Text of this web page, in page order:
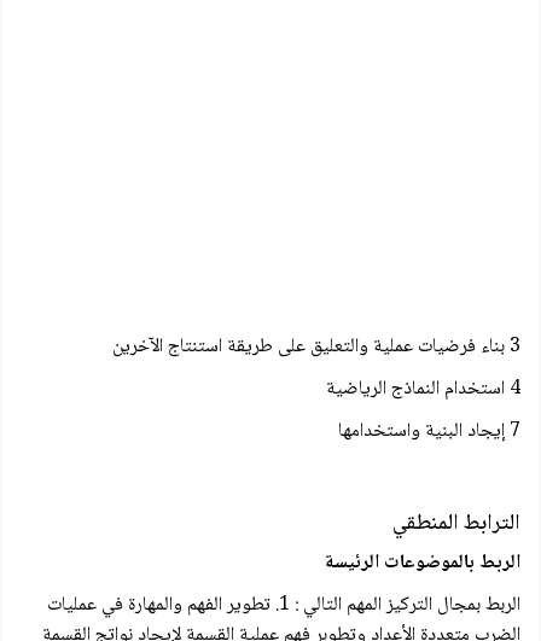
3 بناء فرضیات عملية والتعليق على طريقة استنتاج الآخرين
4 استخدام النماذج الرياضية
7 إيجاد البنية واستخدامها
الترابط المنطقي
الربط بالموضوعات الرئيسة
الربط بمجال التركيز المهم التالي : 1. تطوير الفهم والمهارة في عمليات